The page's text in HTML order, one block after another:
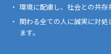
・ 環境に配慮し、社会との共存
・ 関わる全ての人に誠実に対
ます。